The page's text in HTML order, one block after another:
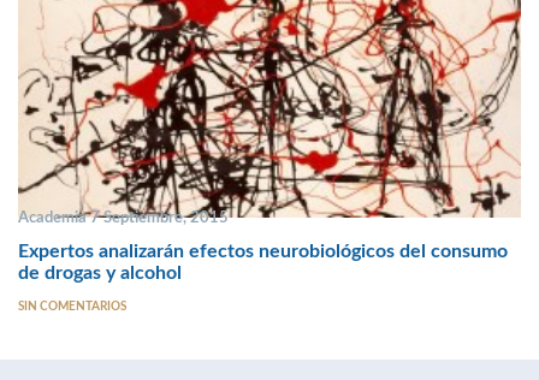
Academia 7 Septiembre, 2015
Expertos analizarán efectos neurobiológicos del consumo
de drogas y alcohol
SIN COMENTARIOS